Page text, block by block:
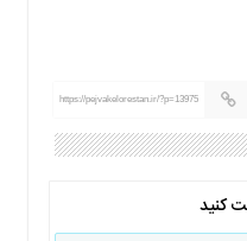
https://pejvakelorestan.ir/?p=13975
کنید